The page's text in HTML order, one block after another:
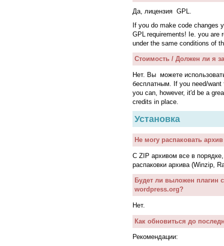
Да, лицензия GPL.
If you do make code changes
GPL requirements! Ie. you are
under the same conditions of
Стоимость / Должен ли я
Нет. Вы можете
бесплатным. If you need/
you can, however, it'd be a
credits in place.
Установка
Не могу распаковать
С ZIP архивом все в
распаковки архива (Winzip,
Будет ли выложен плагин
wordpress.org?
Нет.
Как обновиться до
Рекомендации: